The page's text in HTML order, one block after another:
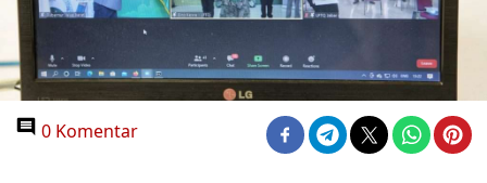
0 Komentar